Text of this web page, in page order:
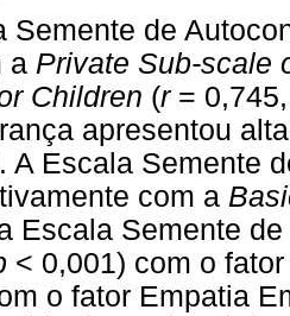
Semente de
a Private Sub-scale
Children (r=
apresentou
A Escala Semente
com a
Escala Semente
< 0,001) com o
o fator Empatia